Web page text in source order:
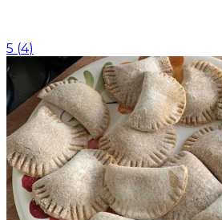
5 (4)